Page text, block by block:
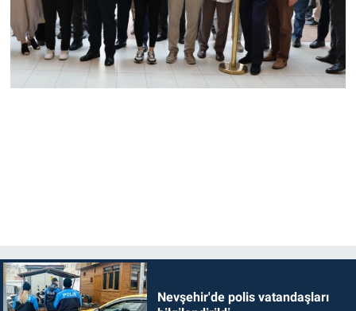
Nevşehir'de polis vatandaşları